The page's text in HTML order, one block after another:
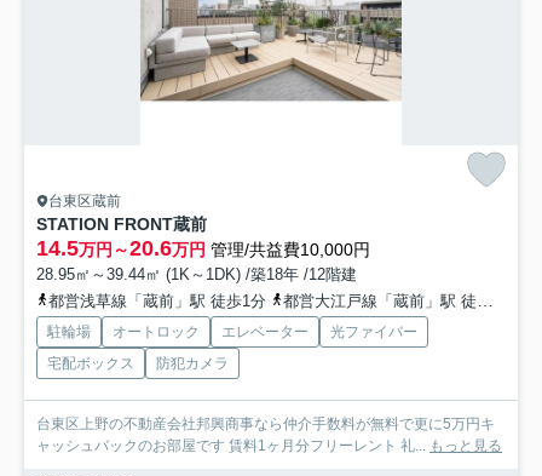
台東区蔵前
STATION FRONT蔵前
14.5万円～20.6万円 管理/共益費10,000円
28.95㎡～39.44㎡ (1K～1DK) /築18年 /12階建
都営浅草線「蔵前」駅 徒歩1分
都営大江戸線「蔵前」駅 徒歩3分
駐輪場 オートロック エレベーター
光ファイバー
宅配ボックス
防犯カメラ
台東区上野の不動産会社邦興商事なら仲介手数料が無料で更に5万円キ
ャッシュバックのお部屋です 賃料1ヶ月分フリーレント 礼... もっと見る